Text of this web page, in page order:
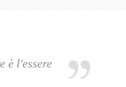
è l'essere